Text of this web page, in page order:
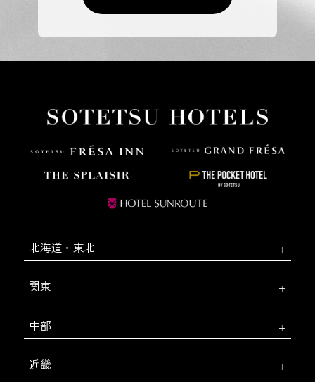
北海道・東北
関東
中部
近畿